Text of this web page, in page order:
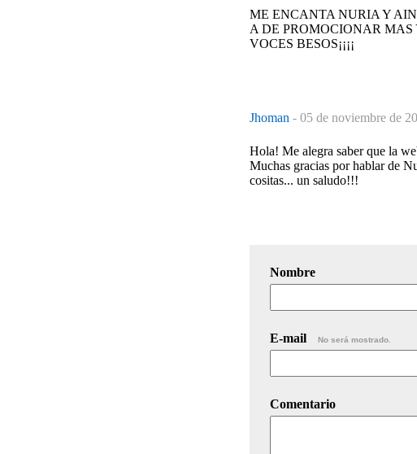
ME ENCANTA NURIA Y
A DE PROMOCIONAR
VOCES BESOS¡¡¡¡
Jhoman - 05 de noviembre de
Hola! Me alegra saber que la
Muchas gracias por hablar de
cositas... un saludo!!!
Nombre
E-mail No será mostrado.
Comentario